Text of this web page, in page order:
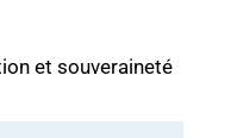
et souveraineté